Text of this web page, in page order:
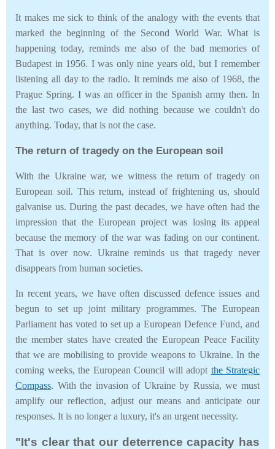
It makes me sick to think of the analogy with the events that
marked the beginning of the Second World War. What is
happening today, reminds me also of the bad memories of
Budapest in 1956. I was only nine years old, but I remember
listening all day to the radio. It reminds me also of 1968, the
Prague Spring. I was an officer in the Spanish army then. In
the last two cases, we did nothing because we couldn't do
anything. Today, that is not the case.
The return of tragedy on the European soil
With the Ukraine war, we witness the return of tragedy on
European soil. This return, instead of frightening us, should
galvanise us. During the past decades, we have often had the
impression that the European project was losing its appeal
because the memory of the war was fading on our continent.
That is over now. Ukraine reminds us that tragedy never
disappears from human societies.
In recent years, we have often discussed defence issues and
begun to set up joint military programmes. The European
Parliament has voted to set up a European Defence Fund, and
the member states have created the European Peace Facility
that we are mobilising to provide weapons to Ukraine. In the
coming weeks, the European Council will adopt the Strategic
Compass. With the invasion of Ukraine by Russia, we must
amplify our reflection, adjust our means and anticipate our
responses. It is no longer a luxury, it's an urgent necessity.
"It's clear that our deterrence capacity has